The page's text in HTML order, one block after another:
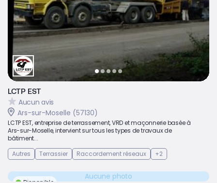
LCTP EST
Aucun avis
Ars-sur-Moselle (57130)
LCTP EST, entreprise de terrassement, VRD et maçonnerie basée à
Ars-sur-Moselle, intervient sur tous les types de travaux de
bâtiment...
Autres
Terrassier Raccordement réseaux +2
Aucune photo